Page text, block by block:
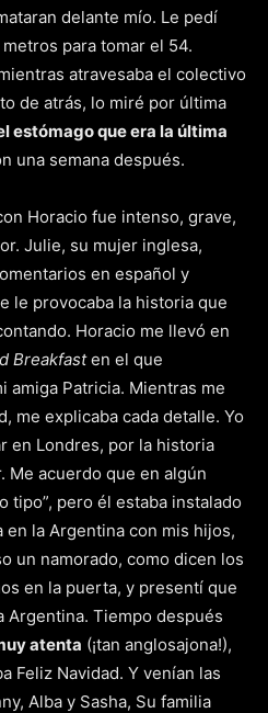
delante mío. Le pedí
para tomar el 54.
atravesaba el colectivo
de atrás, lo miré por última
estómago que era la última
una semana después.
Horacio fue intenso, grave,
Julie, su mujer inglesa,
en español y
le provocaba la historia que
Horacio me llevó en
Breakfasten el que
amiga Patricia. Mientras me
me explicaba cada detalle. Yo
en Londres, por la historia
Me acuerdo que en algún
tipo”, pero él estaba instalado
en la Argentina con mis hijos,
un namorado, como dicen los
en la puerta, y presentí que
Argentina. Tiempo después
atenta (¡tan anglosajona!),
Feliz Navidad. Y venían las
Alba y Sasha, Su familia